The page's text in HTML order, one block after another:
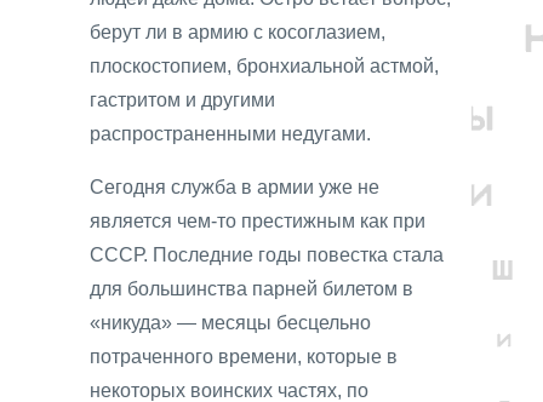
берут ли в армию с косоглазием,
плоскостопием, бронхиальной астмой,
гастритом и другими
распространенными недугами.
Сегодня служба в армии уже не
является чем-то престижным как при
СССР. Последние годы повестка стала
для большинства парней билетом в
«никуда» — месяцы бесцельно
потраченного времени, которые в
некоторых воинских частях, по